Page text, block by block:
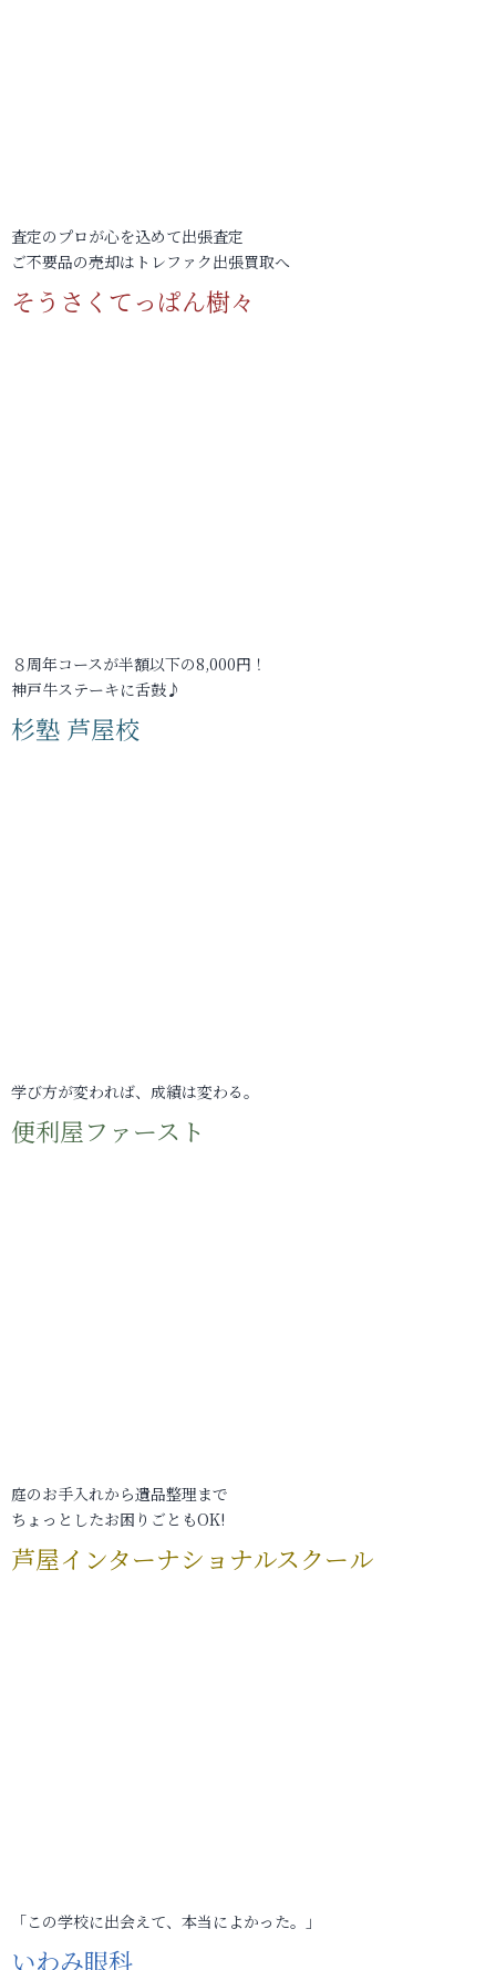
査定のプロが心を込めて出張査定
ご不要品の売却はトレファク出張買取へ
そうさくてっぱん樹々
８周年コースが半額以下の8,000円！
神戸牛ステーキに舌鼓♪
杉塾 芦屋校
学び方が変われば、成績は変わる。
便利屋ファースト
庭のお手入れから遺品整理まで
ちょっとしたお困りごともOK!
芦屋インターナショナルスクール
「この学校に出会えて、本当によかった。」
いわみ眼科